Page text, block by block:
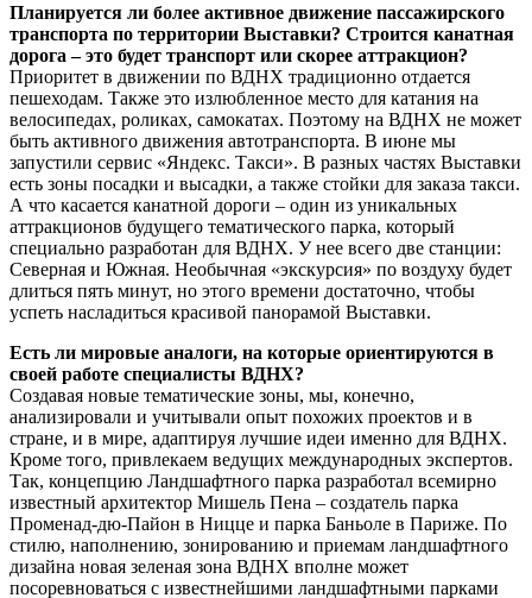
Планируется ли более активное движение пассажирского
транспорта по территории Выставки? Строится канатная
дорога – это будет транспорт или скорее аттракцион?
Приоритет в движении по ВДНХ традиционно отдается
пешеходам. Также это излюбленное место для катания на
велосипедах, роликах, самокатах. Поэтому на ВДНХ не может
быть активного движения автотранспорта. В июне мы
запустили сервис «Яндекс. Такси». В разных частях Выставки
есть зоны посадки и высадки, а также стойки для заказа такси.
А что касается канатной дороги – один из уникальных
аттракционов будущего тематического парка, который
специально разработан для ВДНХ. У нее всего две станции:
Северная и Южная. Необычная «экскурсия» по воздуху будет
длиться пять минут, но этого времени достаточно, чтобы
успеть насладиться красивой панорамой Выставки.
Есть ли мировые аналоги, на которые ориентируются в
своей работе специалисты ВДНХ?
Создавая новые тематические зоны, мы, конечно,
анализировали и учитывали опыт похожих проектов и в
стране, и в мире, адаптируя лучшие идеи именно для ВДНХ.
Кроме того, привлекаем ведущих международных экспертов.
Так, концепцию Ландшафтного парка разработал всемирно
известный архитектор Мишель Пена – создатель парка
Променад-дю-Пайон в Ницце и парка Баньоле в Париже. По
стилю, наполнению, зонированию и приемам ландшафтного
дизайна новая зеленая зона ВДНХ вполне может
посоревноваться с известнейшими ландшафтными парками